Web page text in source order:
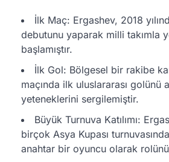
İlk Maç: Ergashev, 2018
debutunu yaparak milli takımla
başlamıştır.
İlk Gol: Bölgesel bir rakibe
maçında ilk uluslararası golünü
yeteneklerini sergilemiştir.
Büyük Turnuva Katılımı:
birçok Asya Kupası
anahtar bir oyuncu olarak